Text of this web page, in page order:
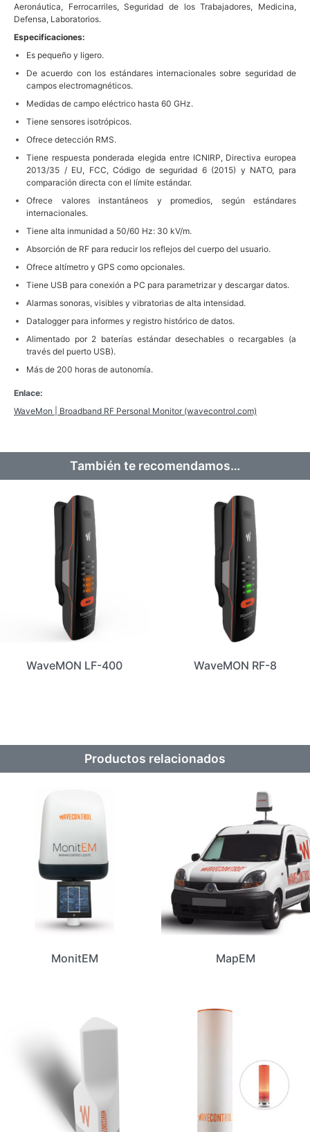
Aeronáutica, Ferrocarriles, Seguridad de los Trabajadores, Medicina,
Defensa, Laboratorios.
Especificaciones:
Es pequeño y ligero.
De acuerdo con los estándares internacionales sobre seguridad de
campos electromagnéticos.
Medidas de campo eléctrico hasta 60 GHz.
Tiene sensores isotrópicos.
Ofrece detección RMS.
Tiene respuesta ponderada elegida entre ICNIRP, Directiva europea
2013/35 / EU, FCC, Código de seguridad 6 (2015) y NATO, para
comparación directa con el límite estándar.
Ofrece valores instantáneos y promedios, según estándares
internacionales.
Tiene alta inmunidad a 50/60 Hz: 30 kV/m.
Absorción de RF para reducir los reflejos del cuerpo del usuario.
Ofrece altímetro y GPS como opcionales.
Tiene USB para conexión a PC para parametrizar y descargar datos.
Alarmas sonoras, visibles y vibratorias de alta intensidad.
Datalogger para informes y registro histórico de datos.
Alimentado por 2 baterías estándar desechables o recargables (a
través del puerto USB).
Más de 200 horas de autonomía.
Enlace:
WaveMon | Broadband RF Personal Monitor (wavecontrol.com)
También te recomendamos…
WaveMON LF-400 WaveMON RF-8
Productos relacionados
MonitEM MapEM